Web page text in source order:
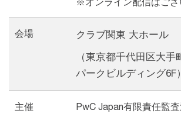
会場
クラブ関東 大ホール
（東京都千代田区大
パークビルディング6F​）
主催 PwC Japan有限責任監査